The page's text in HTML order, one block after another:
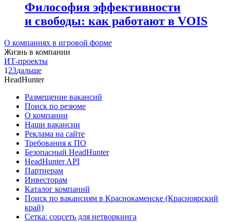
Философия эффективности
и свободы: как работают в VOIS
О компаниях в игровой форме
Жизнь в компании
ИТ-проекты
1 23дальше
HeadHunter
Размещение вакансий
Поиск по резюме
О компании
Наши вакансии
Реклама на сайте
Требования к ПО
Безопасный HeadHunter
HeadHunter API
Партнерам
Инвесторам
Каталог компаний
Поиск по вакансиям в Краснокаменске (Красноярский
край)
Сетка: соцсеть для нетворкинга